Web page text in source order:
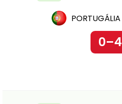
PORTUGÁLIA
0–4